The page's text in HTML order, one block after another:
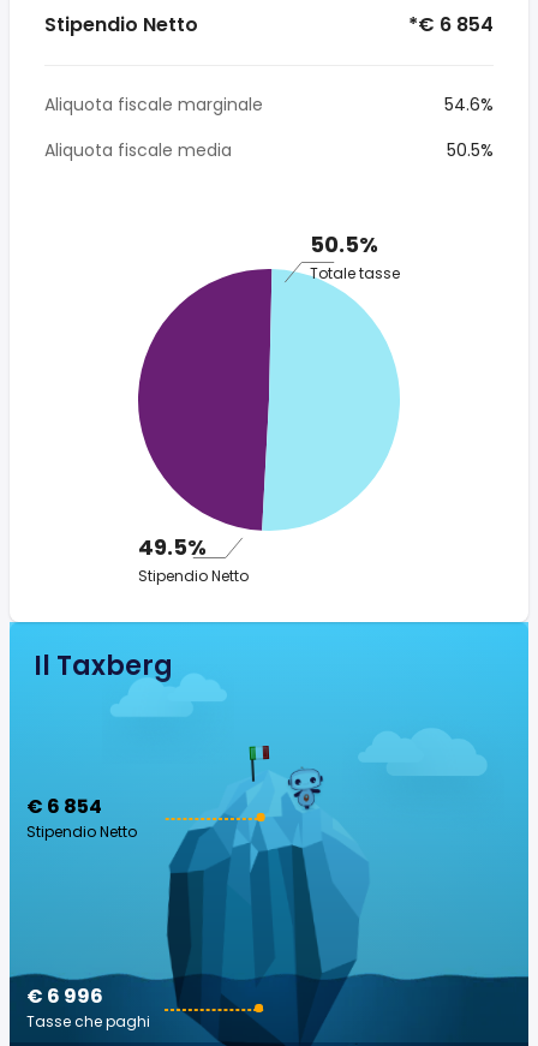
Stipendio Netto *€ 6 854
Aliquota fiscale marginale
54.6%
Aliquota fiscale media
50.5%
50.5%
Totale tasse
49.5%
Stipendio Netto
Il Taxberg
€ 6 854
Stipendio Netto
€ 6 996
Tasse che paghi